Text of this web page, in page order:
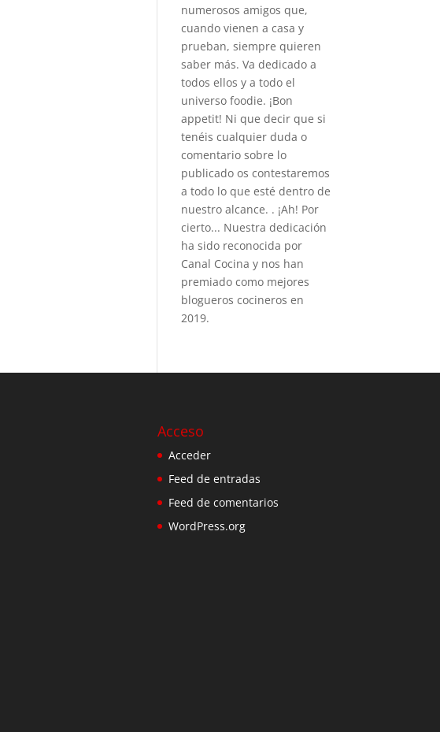
numerosos amigos que,
cuando vienen a casa y
prueban, siempre quieren
saber más. Va dedicado a
todos ellos y a todo el
universo foodie. ¡Bon
appetit! Ni que decir que si
tenéis cualquier duda o
comentario sobre lo
publicado os contestaremos
a todo lo que esté dentro de
nuestro alcance. . ¡Ah! Por
cierto... Nuestra dedicación
ha sido reconocida por
Canal Cocina y nos han
premiado como mejores
blogueros cocineros en
2019.
Acceso
Acceder
Feed de entradas
Feed de comentarios
WordPress.org